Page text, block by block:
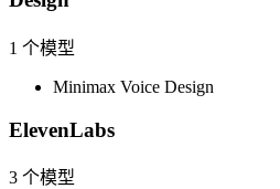
1 个模型
Minimax Voice Design
ElevenLabs
3 个模型